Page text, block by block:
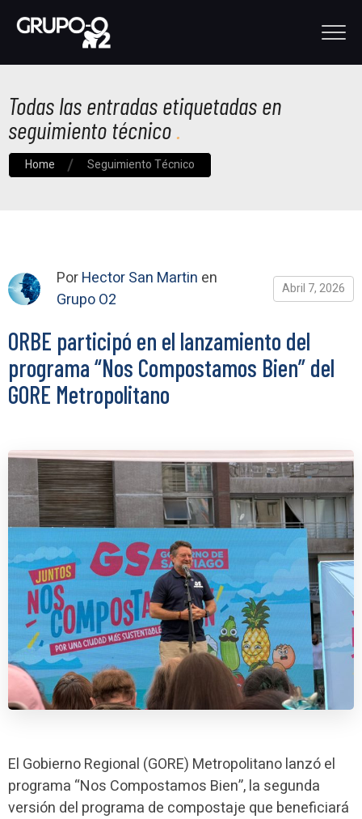
Todas las entradas etiquetadas en
seguimiento técnico
Home Seguimiento Técnico
PorHector San Martin en
Grupo O2
Abril 7, 2026
ORBE participó en el lanzamiento del
programa “Nos Compostamos Bien” del
GORE Metropolitano
El Gobierno Regional (GORE) Metropolitano lanzó el
programa “Nos Compostamos Bien”, la segunda
versión del programa de compostaje que beneficiará